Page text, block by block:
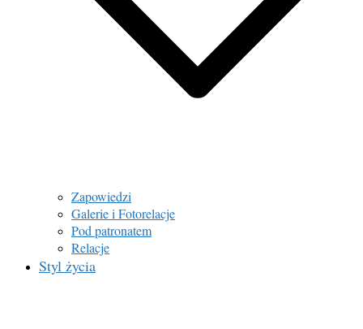
Zapowiedzi
Galerie i Fotorelacje
Pod patronatem
Relacje
Styl życia